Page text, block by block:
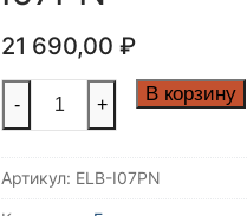
21 690,00 ₽
Количество
сплит-
системы
- + В корзину
Артикул: ELB-I07PN